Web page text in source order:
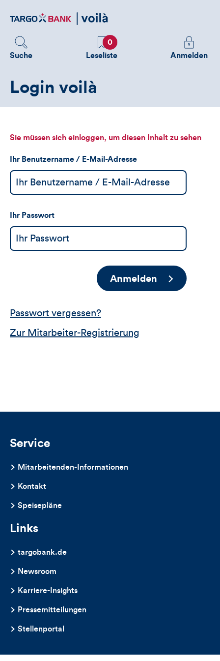
zum
Suche
Favoriten
0
Leseliste
Melden
Sie
sehen
Anmelden
Login voilà
Sie müssen sich einloggen, um diesen Inhalt zu sehen
Ihr Benutzername / E-Mail-Adresse
Ihr Passwort
Anmelden
Passwort vergessen?
Zur Mitarbeiter-Registrierung
Service
Mitarbeitenden-Informationen
Kontakt
Speisepläne
Links
targobank.de
Newsroom
Karriere-Insights
Pressemitteilungen
Stellenportal